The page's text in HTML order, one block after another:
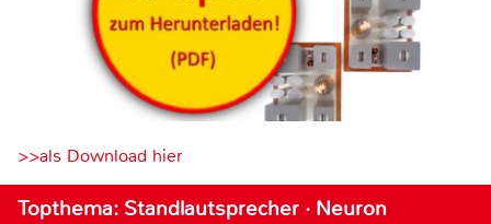
>>als Download hier
Topthema: Standlautsprecher · Neuron